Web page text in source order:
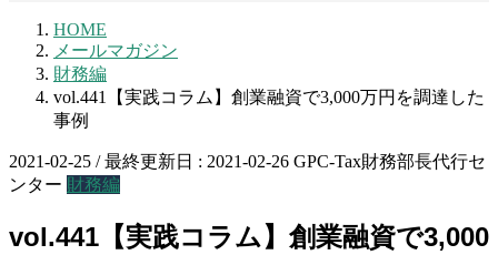
HOME
メールマガジン
財務編
vol.441【実践コラム】創業融資で3,000万円を調達した
事例
2021-02-25 / 最終更新日 : 2021-02-26 GPC-Tax財務部長代行セ
ンター 財務編
vol.441【実践コラム】創業融資で3,000